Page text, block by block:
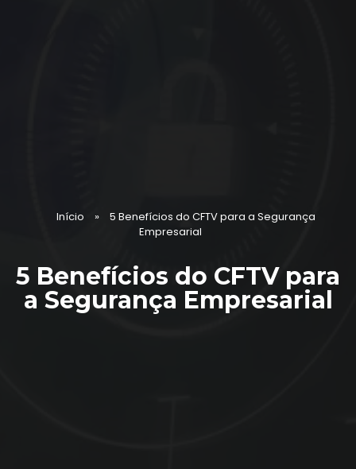
Início »
5 Benefícios do CFTV para a Segurança
Empresarial
5 Benefícios do CFTV para
a Segurança Empresarial